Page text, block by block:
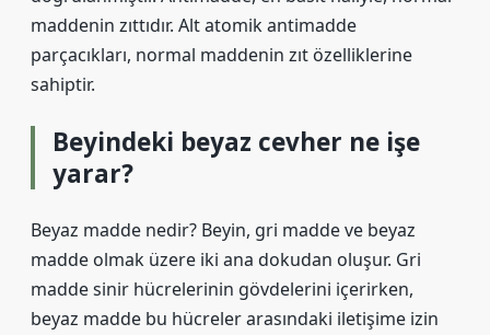
maddenin zıttıdır. Alt atomik antimadde
parçacıkları, normal maddenin zıt özelliklerine
sahiptir.
Beyindeki beyaz cevher ne işe
yarar?
Beyaz madde nedir? Beyin, gri madde ve beyaz
madde olmak üzere iki ana dokudan oluşur. Gri
madde sinir hücrelerinin gövdelerini içerirken,
beyaz madde bu hücreler arasındaki iletişime izin